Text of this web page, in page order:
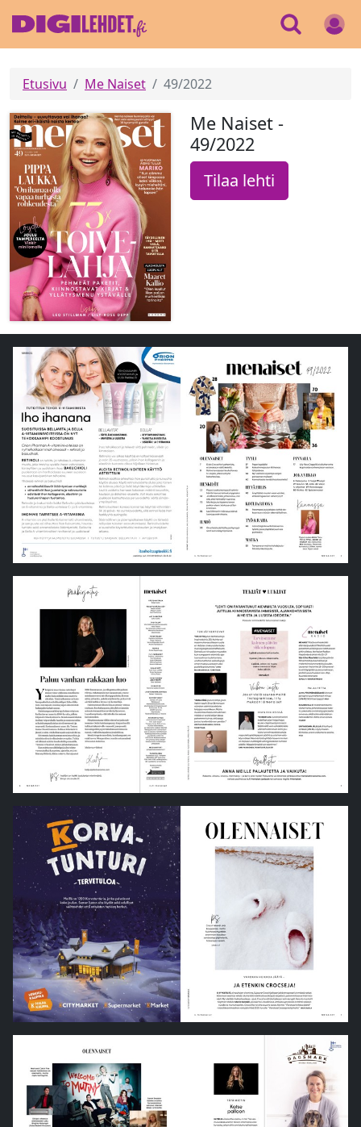
Etusivu Me Naiset 49/2022
Me Naiset -
49/2022
Tilaa lehti